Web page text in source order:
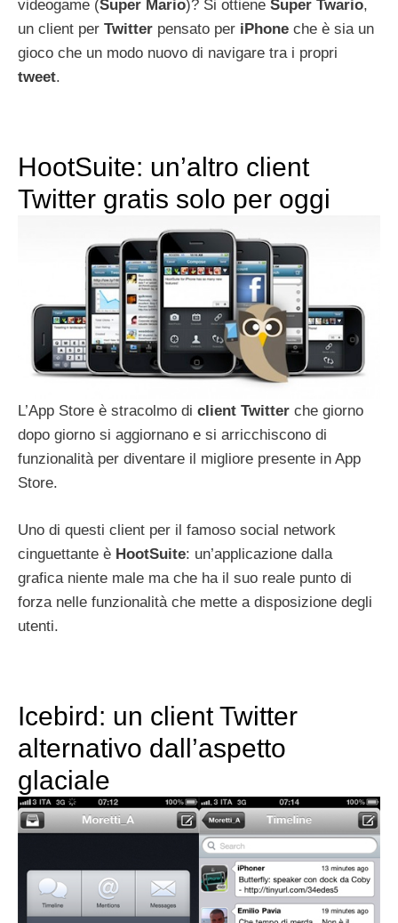
videogame (Super Mario)? Si ottiene Super Twario,
un client per Twitter pensato per iPhone che è sia un
gioco che un modo nuovo di navigare tra i propri
tweet.
HootSuite: un’altro client
Twitter gratis solo per oggi
L’App Store è stracolmo di client Twitter che giorno
dopo giorno si aggiornano e si arricchiscono di
funzionalità per diventare il migliore presente in App
Store.
Uno di questi client per il famoso social network
cinguettante è HootSuite: un’applicazione dalla
grafica niente male ma che ha il suo reale punto di
forza nelle funzionalità che mette a disposizione degli
utenti.
Icebird: un client Twitter
alternativo dall’aspetto
glaciale